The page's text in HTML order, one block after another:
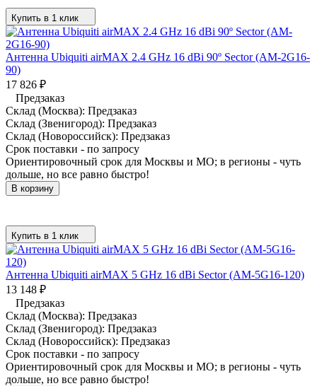
Купить в 1 клик
Антенна Ubiquiti airMAX 2.4 GHz 16 dBi 90º Sector (AM-2G16-
90)
17 826 ₽
Предзаказ
Склад (Москва): Предзаказ
Склад (Звенигород): Предзаказ
Склад (Новороссийск): Предзаказ
Срок поставки - по запросу
Ориентировочный срок для Москвы и МО; в регионы - чуть
дольше, но все равно быстро!
В корзину
Купить в 1 клик
Антенна Ubiquiti airMAX 5 GHz 16 dBi Sector (AM-5G16-120)
13 148 ₽
Предзаказ
Склад (Москва): Предзаказ
Склад (Звенигород): Предзаказ
Склад (Новороссийск): Предзаказ
Срок поставки - по запросу
Ориентировочный срок для Москвы и МО; в регионы - чуть
дольше, но все равно быстро!